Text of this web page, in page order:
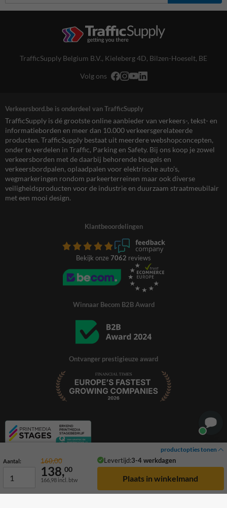
productopties tonen
Aantal: 160,00 Levertijd:3-4 werkdagen
138,00
166,98 incl. btw
TrafficSupply Belgium B.V., Kieleberg 4D, Bilzen-Hoeselt, BE
Volg ons
Verkeersbord.be is onderdeel van TrafficSupply
TrafficSupply is dé grootste online aanbieder van verkeers-, tekst- en
informatieborden en meer dan 10.000 verkeersgerelateerde
producten. TrafficSupply bestaat uit meerdere webshopconcepten,
onder te verdelen in Traffic, Parking en Safety. Bij ons koop je zowel
verkeersborden met de daarbij behorende beugels en
verkeersbordpalen, oplaadpalen voor elektrische auto’s,
wegmarkeringen rondom parkeerterreinen maar ook diverse
veiligheidsproducten voor de industrie en duurzaam straatmeubilair
met een mooi design.
Klantbeoordelingen
Bekijk onze 7062 reviews
Winnaar Becom B2B Award
Ontvanger prestigieuze award
© 2026 TrafficSupply. Alle rechten voorbehouden.